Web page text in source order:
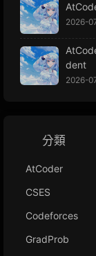
2026-
dent
2026-
分類
AtCoder
CSES
Codeforces
GradProb